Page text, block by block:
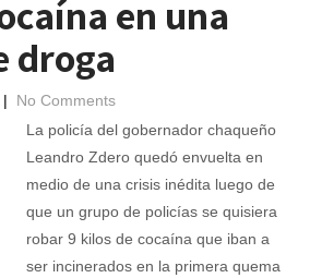
en una
droga
| No Comments
La policía del gobernador chaqueño
Leandro Zdero quedó envuelta en
medio de una crisis inédita luego de
que un grupo de policías se quisiera
robar 9 kilos de cocaína que iban a
ser incinerados en la primera quema